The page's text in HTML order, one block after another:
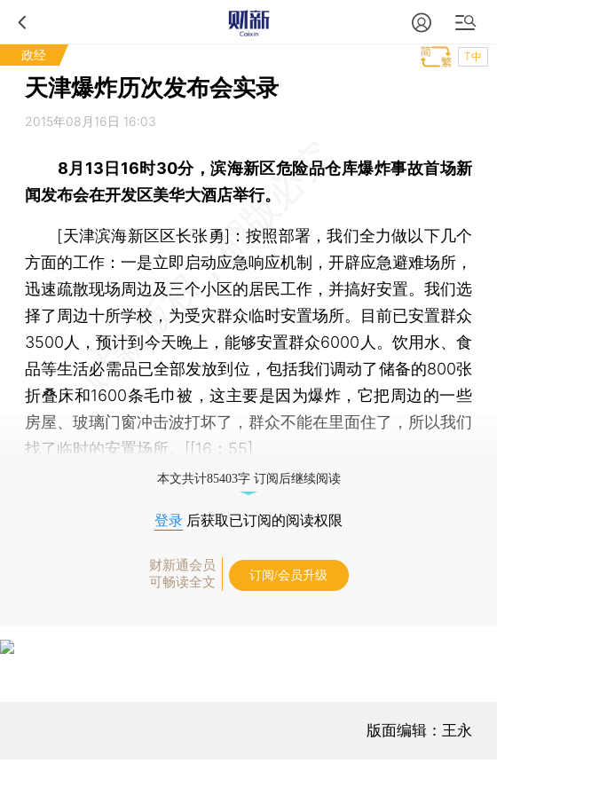
政经 T中
天津爆炸历次发布会实录
2015年08月16日 16:03
8月13日16时30分，滨海新区危险品仓库爆炸事故首场新
闻发布会在开发区美华大酒店举行。
[天津滨海新区区长张勇]：按照部署，我们全力做以下几个
方面的工作：一是立即启动应急响应机制，开辟应急避难场所，
迅速疏散现场周边及三个小区的居民工作，并搞好安置。我们选
择了周边十所学校，为受灾群众临时安置场所。目前已安置群众
3500人，预计到今天晚上，能够安置群众6000人。饮用水、食
品等生活必需品已全部发放到位，包括我们调动了储备的800张
折叠床和1600条毛巾被，这主要是因为爆炸，它把周边的一些
房屋、玻璃门窗冲击波打坏了，群众不能在里面住了，所以我们
找了临时的安置场所。[[16：55]
本文共计85403字 订阅后继续阅读
登录 后获取已订阅的阅读权限
财新通会员
可畅读全文
订阅/会员升级
版面编辑：王永